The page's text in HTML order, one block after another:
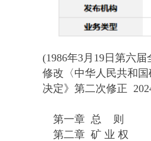
(1986年3月19日第六
修改〈中华人民共和
决定》第二次修正
第一章 总 则
第二章 矿 业 权